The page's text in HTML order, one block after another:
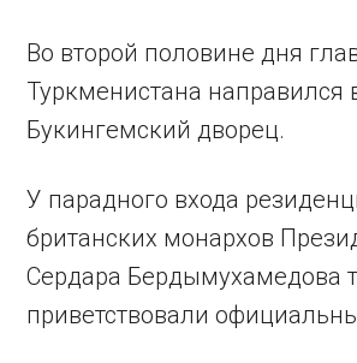
Во второй половине дня
Туркменистана направился
Букингемский дворец.
У парадного входа
британских монархов
Сердара Бердымухамедова
приветствовали